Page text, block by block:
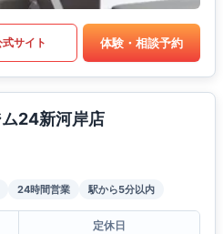
式サイト 体験・相談予約
24新河岸店
24時間営業 駅から5分以内
定休日